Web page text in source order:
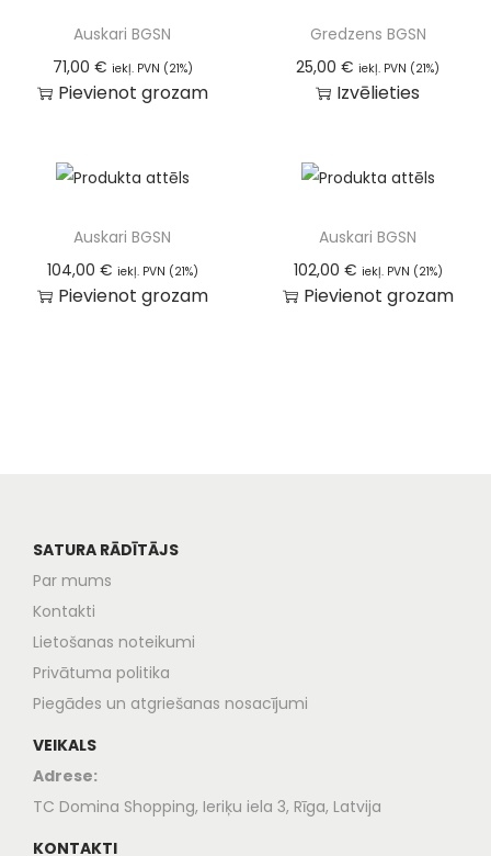
Auskari BGSN
71,00 € iekļ. PVN (21%)
Pievienot grozam
Gredzens BGSN
25,00€ iekļ. PVN (21%)
Izvēlieties
Auskari BGSN
104,00 € iekļ. PVN (21%)
Pievienot grozam
Auskari BGSN
102,00 € iekļ. PVN (21%)
Pievienot grozam
SATURA RĀDĪTĀJS
Par mums
Kontakti
Lietošanas noteikumi
Privātuma politika
Piegādes un atgriešanas nosacījumi
VEIKALS
Adrese:
TC Domina Shopping, Ieriķu iela 3, Rīga, Latvija
KONTAKTI